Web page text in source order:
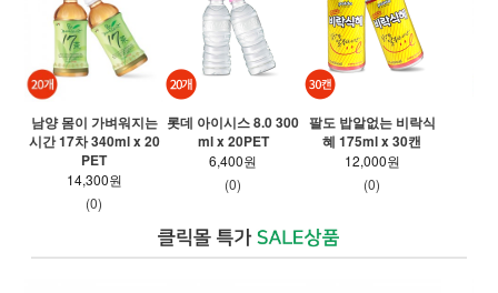
남양 몸이 가벼워지는
시간 17차 340ml x 20
PET
14,300원
(0)
롯데 아이시스 8.0 300
ml x 20PET
6,400원
(0)
팔도 밥알없는 비락식
혜 175ml x 30캔
12,000원
(0)